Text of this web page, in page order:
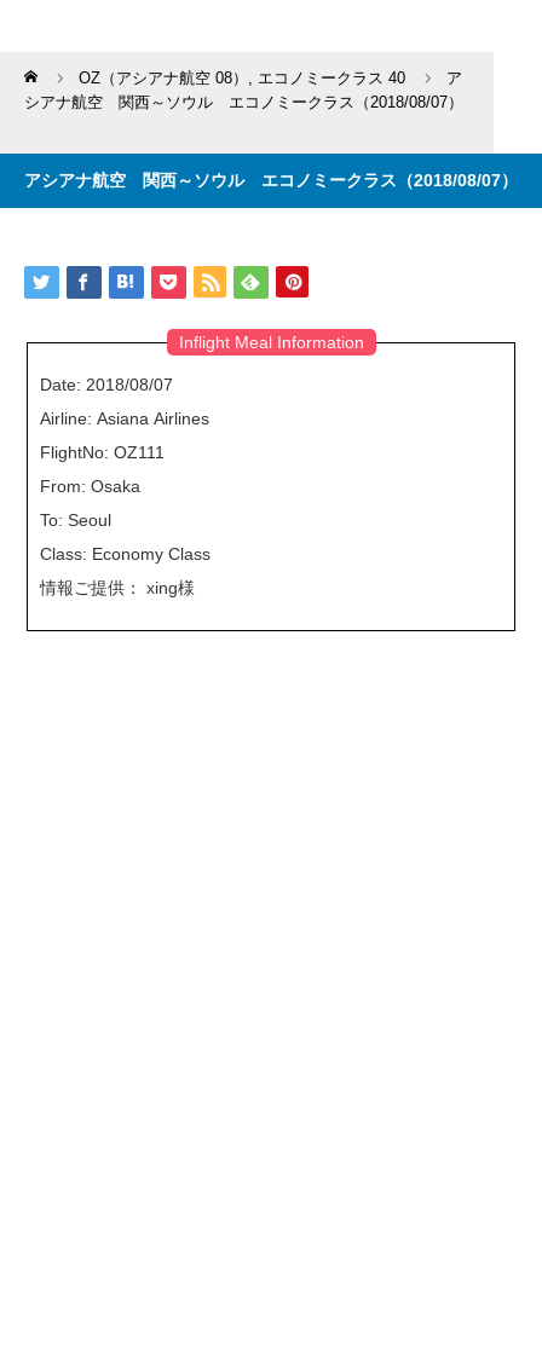
Home OZ（アシアナ航空 08） , エコノミークラス 40
ア
シアナ航空 関西～ソウル エコノミークラス（2018/08/07）
アシアナ航空 関西～ソウル エコノミークラス（2018/08/07）
Inflight Meal Information
Date: 2018/08/07
Airline: Asiana Airlines
FlightNo: OZ111
From: Osaka
To: Seoul
Class: Economy Class
情報ご提供： xing様